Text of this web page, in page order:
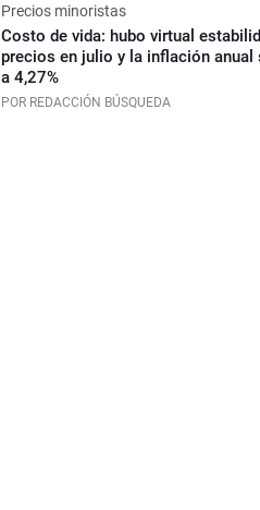
Precios minoristas
Costo de vida: hubo virtual
precios en julio y la inflación anual
a 4,27%
POR REDACCIÓN BÚSQUEDA